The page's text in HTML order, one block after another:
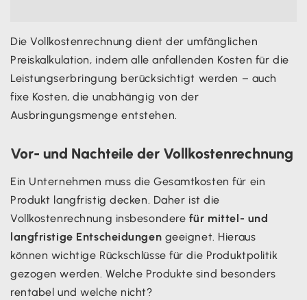
Die Vollkostenrechnung dient der umfänglichen
Preiskalkulation, indem alle anfallenden Kosten für die
Leistungserbringung berücksichtigt werden – auch
fixe Kosten, die unabhängig von der
Ausbringungsmenge entstehen.
Vor- und Nachteile der Vollkostenrechnung
Ein Unternehmen muss die Gesamtkosten für ein
Produkt langfristig decken. Daher ist die
Vollkostenrechnung insbesondere für mittel- und
langfristige Entscheidungen geeignet. Hieraus
können wichtige Rückschlüsse für die Produktpolitik
gezogen werden. Welche Produkte sind besonders
rentabel und welche nicht?